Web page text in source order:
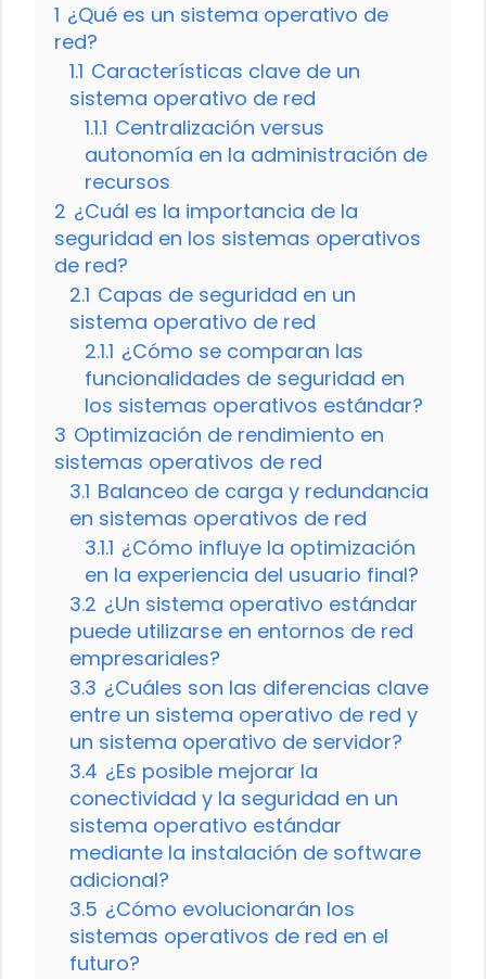
1 ¿Qué es un sistema operativo de
red?
1.1 Características clave de un
sistema operativo de red
1.1.1 Centralización versus
autonomía en la administración de
recursos
2 ¿Cuál es la importancia de la
seguridad en los sistemas operativos
de red?
2.1 Capas de seguridad en un
sistema operativo de red
2.1.1 ¿Cómo se comparan las
funcionalidades de seguridad en
los sistemas operativos estándar?
3 Optimización de rendimiento en
sistemas operativos de red
3.1 Balanceo de carga y redundancia
en sistemas operativos de red
3.1.1 ¿Cómo influye la optimización
en la experiencia del usuario final?
3.2 ¿Un sistema operativo estándar
puede utilizarse en entornos de red
empresariales?
3.3 ¿Cuáles son las diferencias clave
entre un sistema operativo de red y
un sistema operativo de servidor?
3.4 ¿Es posible mejorar la
conectividad y la seguridad en un
sistema operativo estándar
mediante la instalación de software
adicional?
3.5 ¿Cómo evolucionarán los
sistemas operativos de red en el
futuro?